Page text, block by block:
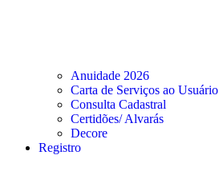
Anuidade 2026
Carta de Serviços ao Usuário
Consulta Cadastral
Certidões/ Alvarás
Decore
Registro